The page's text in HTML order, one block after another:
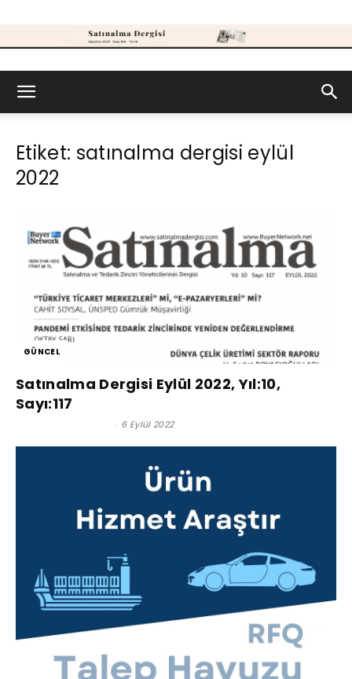
Dergisi
Etiket: satınalma dergisi eylül
2022
GÜNCEL
Satınalma Dergisi Eylül 2022, Yıl:10,
Sayı:117
- 6 Eylül 2022